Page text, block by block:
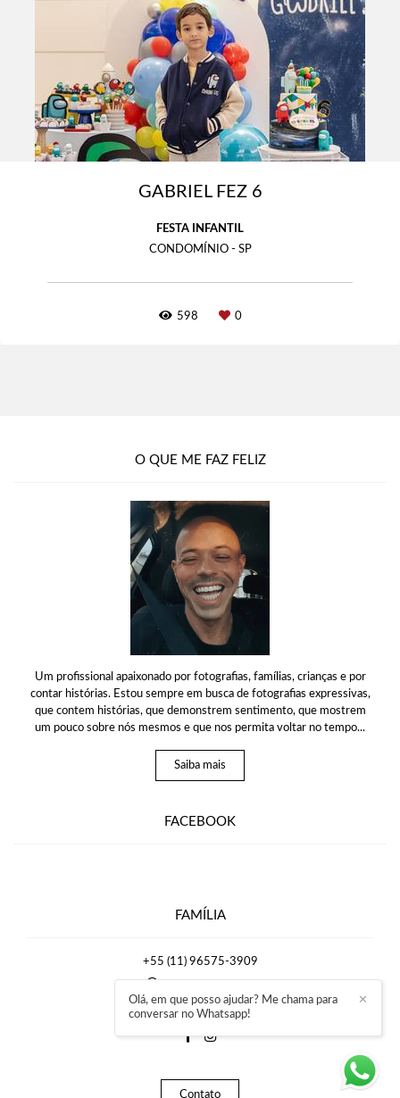
GABRIEL FEZ 6
FESTA INFANTIL
CONDOMÍNIO - SP
598 0
O QUE ME FAZ FELIZ
Um profissional apaixonado por fotografias, famílias, crianças e por
contar histórias. Estou sempre em busca de fotografias expressivas,
que contem histórias, que demonstrem sentimento, que mostrem
um pouco sobre nós mesmos e que nos permita voltar no tempo...
Saiba mais
FACEBOOK
FAMÍLIA
+55 (11) 96575-3909
rafaelmirrafotografia@gmail.com
Contato
✕
Olá, em que posso ajudar? Me chama para
conversar no Whatsapp!